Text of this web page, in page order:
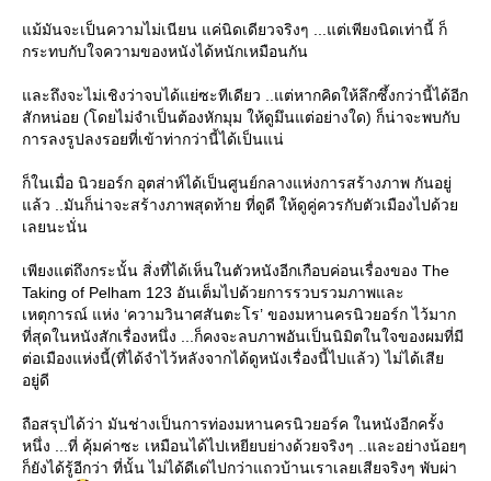
ม้มันจะเป็นความไม่เนียน แค่นิดเดียวจริงๆ ...แต่เพียงนิดเท่านี้ ก็
กระทบกับใจความของหนังได้หนักเหมือนกัน
ละถึงจะไม่เชิงว่าจบได้แย่ซะทีเดียว ..แต่หากคิดให้ลึกซึ้งกว่านี้ได้อีก
สักหน่อย (โดยไม่จำเป็นต้องหักมุม ให้ดูมึนแต่อย่างใด) ก็น่าจะพบกับ
การลงรูปลงรอยที่เข้าท่ากว่านี้ได้เป็นแน่
ก็ในเมื่อ นิวยอร์ก อุตส่าห์ได้เป็นศูนย์กลางแห่งการสร้างภาพ กันอยู่
ล้ว ..มันก็น่าจะสร้างภาพสุดท้าย ที่ดูดี ให้ดูคู่ควรกับตัวเมืองไปด้ว
เลยนะนั่น
เพียงแต่ถึงกระนั้น สิ่งที่ได้เห็นในตัวหนังอีกเกือบค่อนเรื่องของ The
Taking of Pelham 123 อันเต็มไปด้วยการรวบรวมภาพและ
เหตุการณ์ แห่ง ‘ความวินาศสันตะโร’ ของมหานครนิวยอร์ก ไว้มาก
ที่สุดในหนังสักเรื่องหนึ่ง ...ก็คงจะลบภาพอันเป็นนิมิตในใจของผมที่มี
ต่อเมืองแห่งนี้(ที่ได้จำไว้หลังจากได้ดูหนังเรื่องนี้ไปแล้ว) ไม่ได้เสี
อยู่ดี
ถือสรุปได้ว่า มันช่างเป็นการท่องมหานครนิวยอร์ค ในหนังอีกครั้ง
หนึ่ง ...ที่ คุ้มค่าซะ เหมือนได้ไปเหยียบย่างด้วยจริงๆ ..และอย่างน้อยๆ
ก็ยังได้รู้อีกว่า ที่นั้น ไม่ได้ดีเด่ไปกว่าแถวบ้านเราเลยเสียจริงๆ พับผ่า